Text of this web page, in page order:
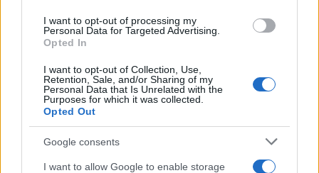
I want to opt-out of processing my
Personal Data for Targeted Advertising.
Opted In
I want to opt-out of Collection, Use,
Retention, Sale, and/or Sharing of my
Personal Data that Is Unrelated with the
Purposes for which it was collected.
Opted Out
Google consents
I want to allow Google to enable storage